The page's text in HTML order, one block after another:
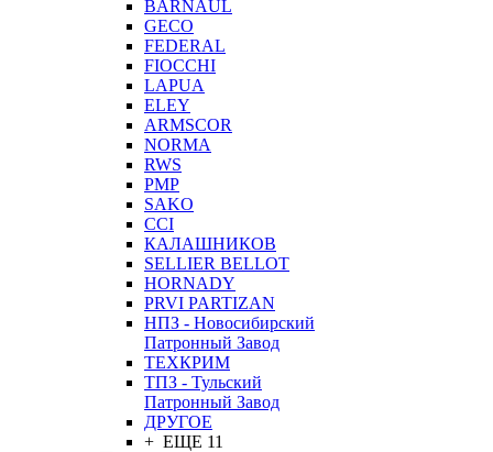
BARNAUL
GEСO
FEDERAL
FIOCCHI
LAPUA
ELEY
ARMSCOR
NORMA
RWS
PMP
SAKO
CCI
КАЛАШНИКОВ
SELLIER BELLOT
HORNADY
PRVI PARTIZAN
НПЗ - Новосибирский
Патронный Завод
ТЕХКРИМ
ТПЗ - Тульский
Патронный Завод
ДРУГОЕ
+ ЕЩЕ 11